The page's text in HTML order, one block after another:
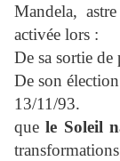
Mandela,
activée lors :
De sa sortie
De son
13/11/93.
quele Soleil